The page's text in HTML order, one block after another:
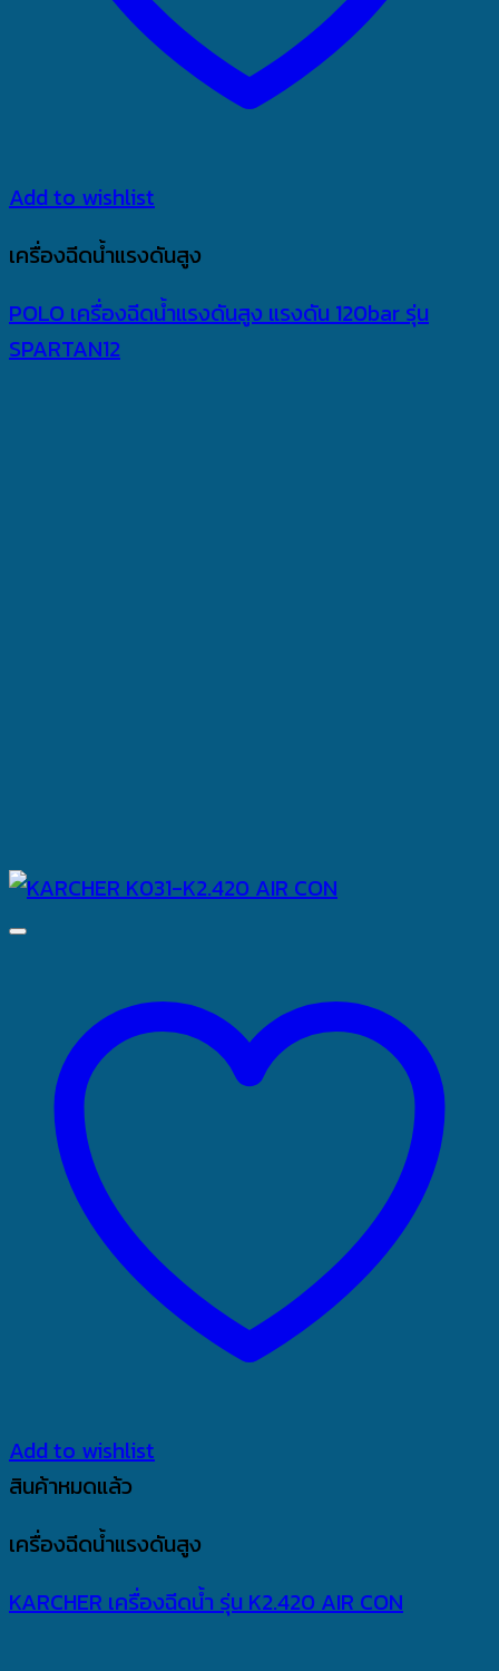
Add to wishlist
เครื่องฉีดน้ำแรงดันสูง
POLO เครื่องฉีดน้ำแรงดันสูง แรงดัน 120bar รุ่น
SPARTAN12
Add to wishlist
สินค้าหมดแล้ว
เครื่องฉีดน้ำแรงดันสูง
KARCHER เครื่องฉีดน้ำ รุ่น K2.420 AIR CON